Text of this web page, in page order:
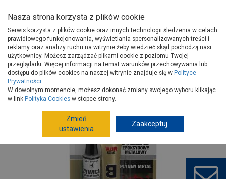
Strona główna Wykończenie Chemia budowlana
Kleje uniwersalne
Klej epoksydowy metalowy 2x20 ml Epoxy-metal DEN BRAVEN
Nasza strona korzysta z plików cookie
Serwis korzysta z plików cookie oraz innych technologii śledzenia w celach
prawidłowego funkcjonowania, wyświetlania spersonalizowanych treści i
reklamy oraz analizy ruchu na witrynie żeby wiedzieć skąd pochodzą nasi
użytkownicy. Możesz zarządzać plikami cookie z poziomu Twojej
przeglądarki. Więcej informacji na temat warunków przechowywania lub
dostępu do plików cookies na naszej witrynie znajduje się w Polityce
Prywatności.
W dowolnym momencie, możesz dokonać zmiany swojego wyboru klikając
w link Polityka Cookies w stopce strony.
Zmień
ustawienia
Zaakceptuj